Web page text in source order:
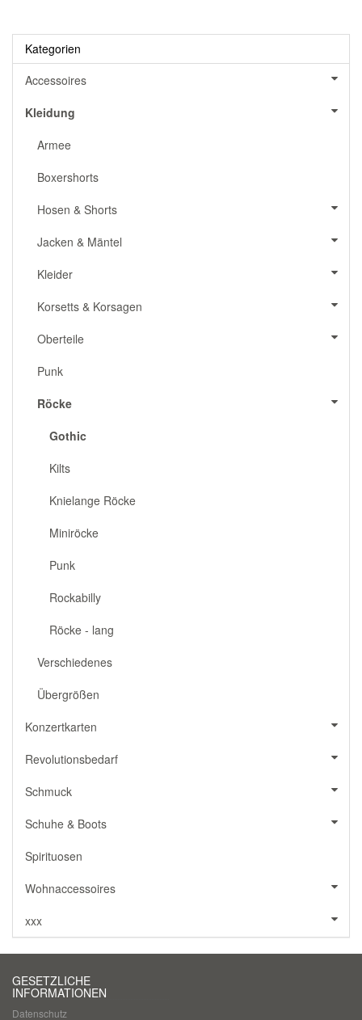
Kategorien
Accessoires
Kleidung
Armee
Boxershorts
Hosen & Shorts
Jacken & Mäntel
Kleider
Korsetts & Korsagen
Oberteile
Punk
Röcke
Gothic
Kilts
Knielange Röcke
Miniröcke
Punk
Rockabilly
Röcke - lang
Verschiedenes
Übergrößen
Konzertkarten
Revolutionsbedarf
Schmuck
Schuhe & Boots
Spirituosen
Wohnaccessoires
xxx
GESETZLICHE
INFORMATIONEN
Datenschutz